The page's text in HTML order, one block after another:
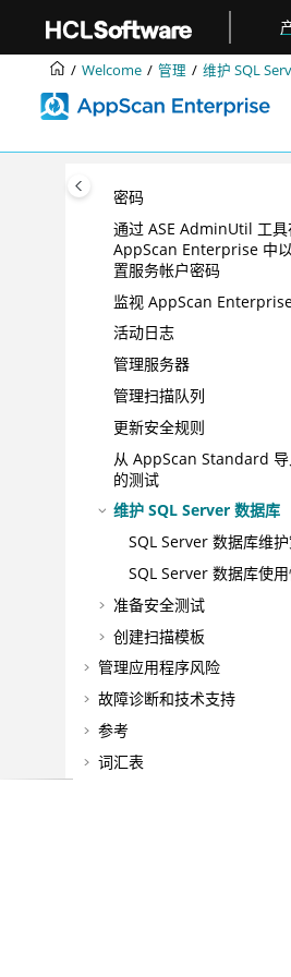
Welcome 管理 维护 SQL
AppScan Enterprise 中的
点登录
配置 AI 设置
配置和下载 Enterprise
通过 ASE AdminUtil 工具
密码
通过 ASE AdminUtil 工具
AppScan Enterprise 中
置服务帐户密码
监视 AppScan
活动日志
管理服务器
管理扫描队列
更新安全规则
从 AppScan Standard 导
的测试
维护 SQL Server 数据库
SQL Server 数据库维
SQL Server 数据库使
准备安全测试
创建扫描模板
管理应用程序风险
故障诊断和技术支持
参考
词汇表